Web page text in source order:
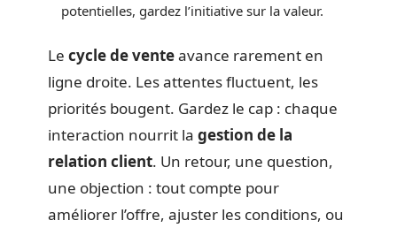
potentielles, gardez l’initiative sur la valeur.
Le cycle de venteavance rarement en
ligne droite. Les attentes fluctuent, les
priorités bougent. Gardez le cap : chaque
interaction nourrit la gestion de la
relation client. Un retour, une question,
une objection : tout compte pour
améliorer l’offre, ajuster les conditions, ou